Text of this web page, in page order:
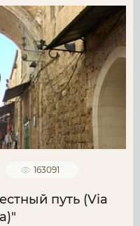
163091
путь (Via